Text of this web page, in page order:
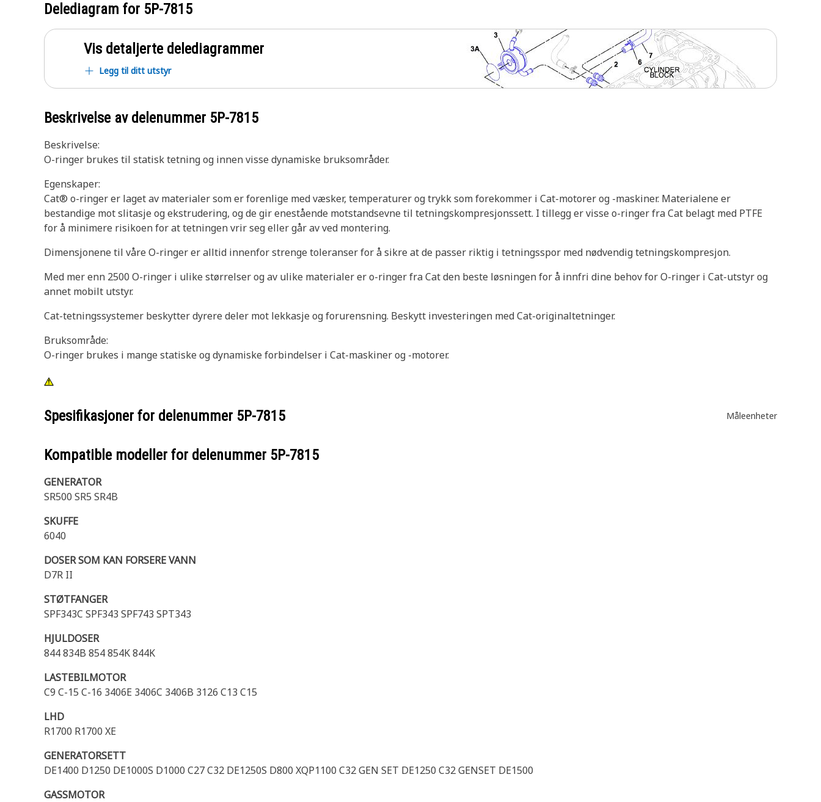
Delediagram for 5P-7815
Vis detaljerte delediagrammer
Legg til ditt utstyr
Beskrivelse av delenummer 5P-7815
Beskrivelse:
O-ringer brukes til statisk tetning og innen visse dynamiske bruksområder.
Egenskaper:
Cat® o-ringer er laget av materialer som er forenlige med væsker, temperaturer og trykk som forekommer i Cat-motorer og -maskiner. Materialene er
bestandige mot slitasje og ekstrudering, og de gir enestående motstandsevne til tetningskompresjonssett. I tillegg er visse o-ringer fra Cat belagt med PTFE
for å minimere risikoen for at tetningen vrir seg eller går av ved montering.
Dimensjonene til våre O-ringer er alltid innenfor strenge toleranser for å sikre at de passer riktig i tetningsspor med nødvendig tetningskompresjon.
Med mer enn 2500 O-ringer i ulike størrelser og av ulike materialer er o-ringer fra Cat den beste løsningen for å innfri dine behov for O-ringer i Cat-utstyr og
annet mobilt utstyr.
Cat-tetningssystemer beskytter dyrere deler mot lekkasje og forurensning. Beskytt investeringen med Cat-originaltetninger.
Bruksområde:
O-ringer brukes i mange statiske og dynamiske forbindelser i Cat-maskiner og -motorer.
Spesifikasjoner for delenummer 5P-7815 Måleenheter
Kompatible modeller for delenummer 5P-7815
GENERATOR
SR500 SR5 SR4B
SKUFFE
6040
DOSER SOM KAN FORSERE VANN
D7R II
STØTFANGER
SPF343C SPF343 SPF743 SPT343
HJULDOSER
844 834B 854 854K 844K
LASTEBILMOTOR
C9 C-15 C-16 3406E 3406C 3406B 3126 C13 C15
LHD
R1700 R1700 XE
GENERATORSETT
DE1400 D1250 DE1000S D1000 C27 C32 DE1250S D800 XQP1100 C32 GEN SET DE1250 C32 GENSET DE1500
GASSMOTOR